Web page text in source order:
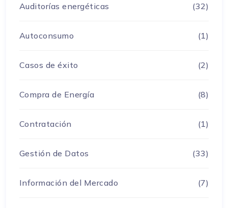
Auditorías energéticas (32)
Autoconsumo (1)
Casos de éxito (2)
Compra de Energía (8)
Contratación (1)
Gestión de Datos (33)
Información del Mercado (7)